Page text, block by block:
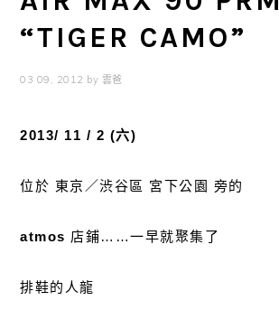
“TIGER CAMO”
03 09, 2012 by 雲爸
2013/ 11 / 2 (六)
位於 東京／渋谷區 宮下公園 旁的
atmos 店鋪……一早就聚集了
排鞋的人龍